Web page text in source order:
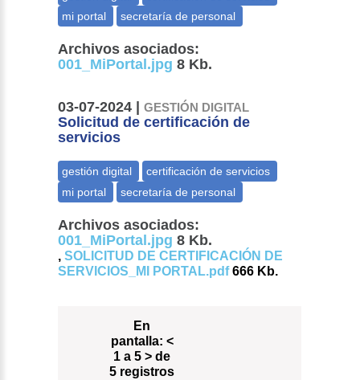
Archivos asociados:
001_MiPortal.jpg 8 Kb.
03-07-2024 |GESTIÓN DIGITAL
Solicitud de certificación de
servicios
Archivos asociados:
001_MiPortal.jpg 8 Kb.
,SOLICITUD DE CERTIFICACIÓN DE
SERVICIOS_MI PORTAL.pdf666 Kb.
En
pantalla: <
1 a 5 > de
5 registros